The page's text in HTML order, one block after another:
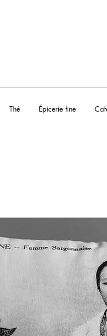
Thé Épicerie fine